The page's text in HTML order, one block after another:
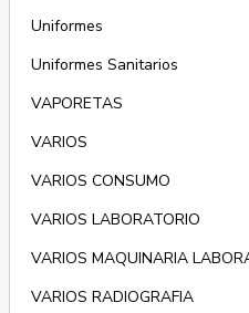
Uniformes
Uniformes Sanitarios
VAPORETAS
VARIOS
VARIOS CONSUMO
VARIOS LABORATORIO
VARIOS MAQUINARIA
VARIOS RADIOGRAFIA